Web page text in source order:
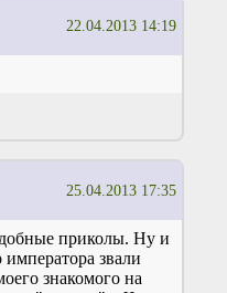
22.04.2013 14:19
25.04.2013 17:35
приколы. Ну и
императора звали
знакомого на